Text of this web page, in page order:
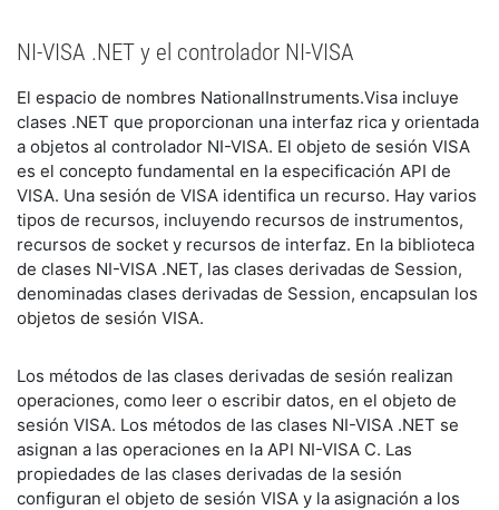
NI-VISA .NET y el controlador NI-VISA
El espacio de nombres NationalInstruments.Visa incluye
clases .NET que proporcionan una interfaz rica y orientada
a objetos al controlador NI-VISA. El objeto de sesión VISA
es el concepto fundamental en la especificación API de
VISA. Una sesión de VISA identifica un recurso. Hay varios
tipos de recursos, incluyendo recursos de instrumentos,
recursos de socket y recursos de interfaz. En la biblioteca
de clases NI-VISA .NET, las clases derivadas de Session,
denominadas clases derivadas de Session, encapsulan los
objetos de sesión VISA.
Los métodos de las clases derivadas de sesión realizan
operaciones, como leer o escribir datos, en el objeto de
sesión VISA. Los métodos de las clases NI-VISA .NET se
asignan a las operaciones en la API NI-VISA C. Las
propiedades de las clases derivadas de la sesión
configuran el objeto de sesión VISA y la asignación a los